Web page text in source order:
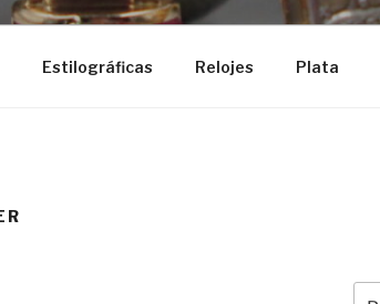
Estilográficas Relojes Plata